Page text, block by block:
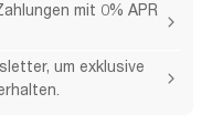
mit 0% APR
um exklusive